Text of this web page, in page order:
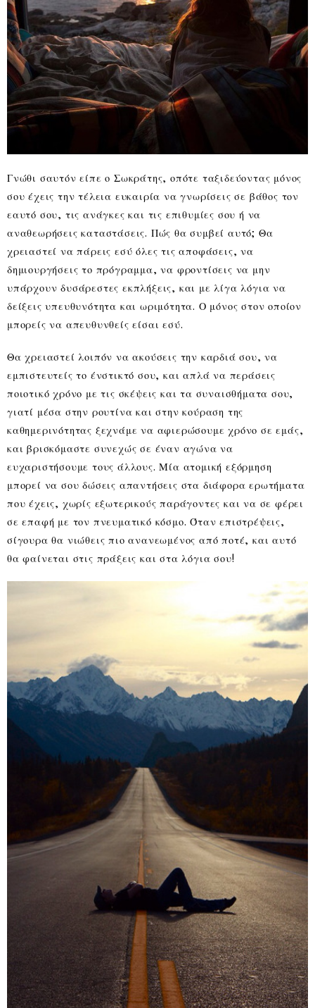
Γνώθι σαυτόν είπε ο Σωκράτης, οπότε ταξιδεύοντας μόνος
σου έχεις την τέλεια ευκαιρία να γνωρίσεις σε βάθος τον
εαυτό σου, τις ανάγκες και τις επιθυμίες σου ή να
αναθεωρήσεις καταστάσεις. Πώς θα συμβεί αυτό; Θα
χρειαστεί να πάρεις εσύ όλες τις αποφάσεις, να
δημιουργήσεις το πρόγραμμα, να φροντίσεις να μην
υπάρχουν δυσάρεστες εκπλήξεις, και με λίγα λόγια να
δείξεις υπευθυνότητα και ωριμότητα. Ο μόνος στον οποίον
μπορείς να απευθυνθείς είσαι εσύ.
Θα χρειαστεί λοιπόν να ακούσεις την καρδιά σου, να
εμπιστευτείς το ένστικτό σου, και απλά να περάσεις
ποιοτικό χρόνο με τις σκέψεις και τα συναισθήματα σου,
γιατί μέσα στην ρουτίνα και στην κούραση της
καθημερινότητας ξεχνάμε να αφιερώσουμε χρόνο σε εμάς,
και βρισκόμαστε συνεχώς σε έναν αγώνα να
ευχαριστήσουμε τους άλλους. Μία ατομική εξόρμηση
μπορεί να σου δώσεις απαντήσεις στα διάφορα ερωτήματα
που έχεις, χωρίς εξωτερικούς παράγοντες και να σε φέρει
σε επαφή με τον πνευματικό κόσμο. Όταν επιστρέψεις,
σίγουρα θα νιώθεις πιο ανανεωμένος από ποτέ, και αυτό
θα φαίνεται στις πράξεις και στα λόγια σου!